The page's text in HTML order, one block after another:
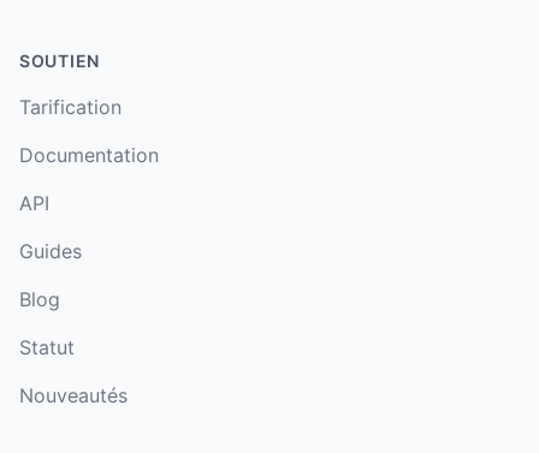
SOUTIEN
Tarification
Documentation
API
Guides
Blog
Statut
Nouveautés